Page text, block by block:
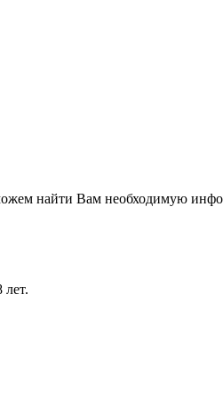
найти Вам необходимую